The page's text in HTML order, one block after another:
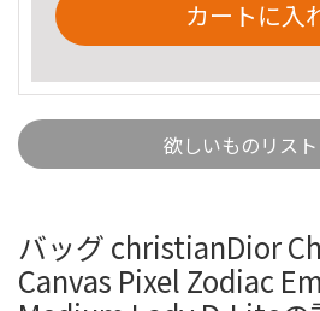
カートに入
欲しいものリス
バッグ christianDior
Canvas Pixel Zodiac